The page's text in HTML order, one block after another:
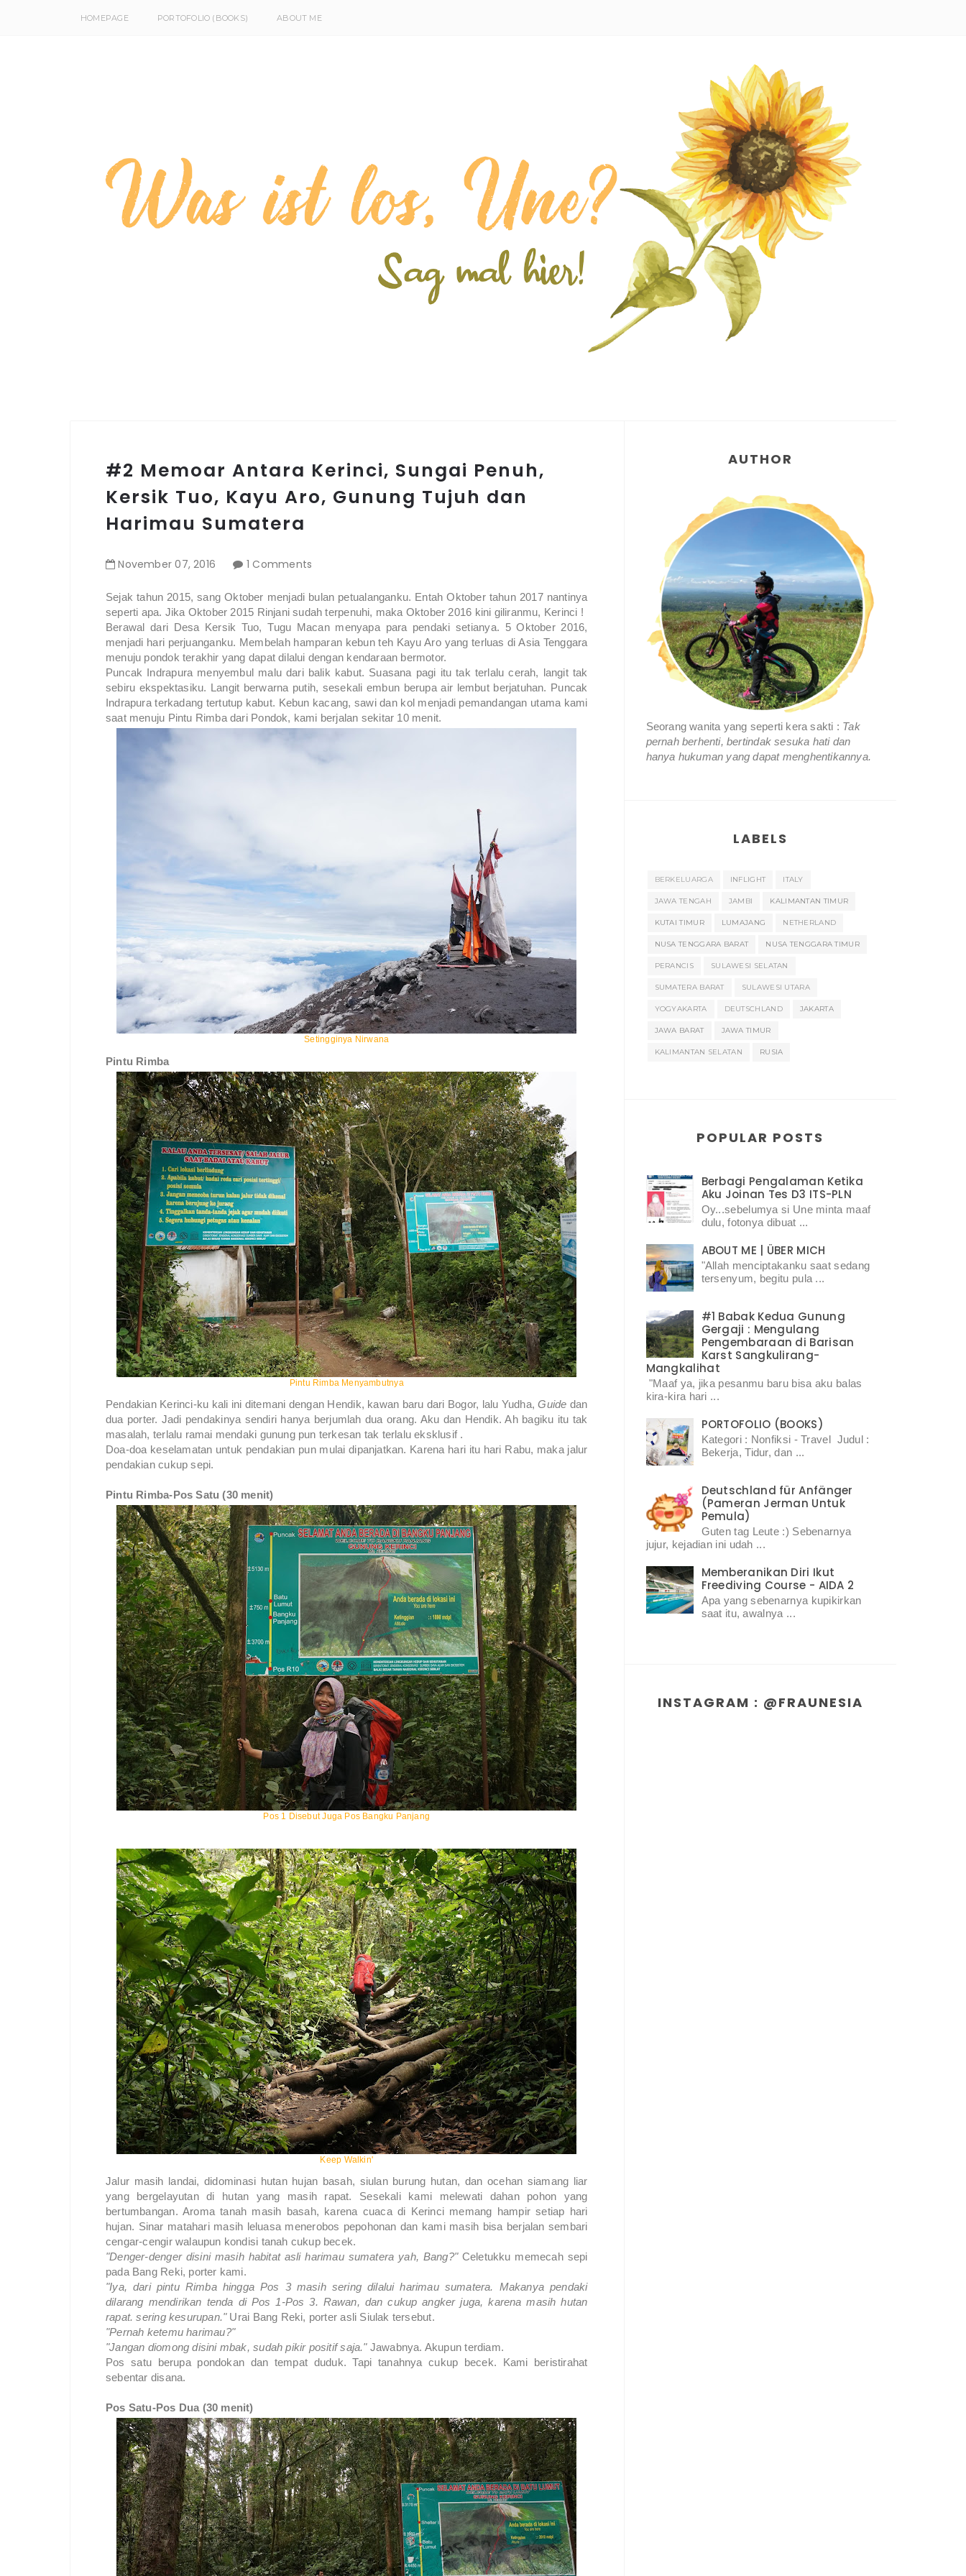
HOMEPAGE PORTOFOLIO (BOOKS) ABOUT ME
#2 Memoar Antara Kerinci, Sungai Penuh,
Kersik Tuo, Kayu Aro, Gunung Tujuh dan
Harimau Sumatera
November 07,2016 1 Comments
Sejak tahun 2015, sang Oktober menjadi bulan petualanganku. Entah Oktober tahun 2017 nantinya
seperti apa. Jika Oktober 2015 Rinjani sudah terpenuhi, maka Oktober 2016 kini giliranmu, Kerinci !
Berawal dari Desa Kersik Tuo, Tugu Macan menyapa para pendaki setianya. 5 Oktober 2016,
menjadi hari perjuanganku. Membelah hamparan kebun teh Kayu Aro yang terluas di Asia Tenggara
menuju pondok terakhir yang dapat dilalui dengan kendaraan bermotor.
Puncak Indrapura menyembul malu dari balik kabut. Suasana pagi itu tak terlalu cerah, langit tak
sebiru ekspektasiku. Langit berwarna putih, sesekali embun berupa air lembut berjatuhan. Puncak
Indrapura terkadang tertutup kabut. Kebun kacang, sawi dan kol menjadi pemandangan utama kami
saat menuju Pintu Rimba dari Pondok, kami berjalan sekitar 10 menit.
Setingginya Nirwana
Pintu Rimba
Pintu Rimba Menyambutnya
Pendakian Kerinci-ku kali ini ditemani dengan Hendik, kawan baru dari Bogor, lalu Yudha,Guide dan
dua porter. Jadi pendakinya sendiri hanya berjumlah dua orang. Aku dan Hendik. Ah bagiku itu tak
masalah, terlalu ramai mendaki gunung pun terkesan tak terlalu eksklusif .
Doa-doa keselamatan untuk pendakian pun mulai dipanjatkan. Karena hari itu hari Rabu, maka jalur
pendakian cukup sepi.
Pintu Rimba-Pos Satu (30 menit)
Pos 1 Disebut Juga Pos Bangku Panjang
Keep Walkin'
Jalur masih landai, didominasi hutan hujan basah, siulan burung hutan, dan ocehan siamang liar
yang bergelayutan di hutan yang masih rapat. Sesekali kami melewati dahan pohon yang
bertumbangan. Aroma tanah masih basah, karena cuaca di Kerinci memang hampir setiap hari
hujan. Sinar matahari masih leluasa menerobos pepohonan dan kami masih bisa berjalan sembari
cengar-cengir walaupun kondisi tanah cukup becek.
"Denger-denger disini masih habitat asli harimau sumatera yah, Bang?" Celetukku memecah sepi
pada Bang Reki, porter kami.
"Iya, dari pintu Rimba hingga Pos 3 masih sering dilalui harimau sumatera. Makanya pendaki
dilarang mendirikan tenda di Pos 1-Pos 3. Rawan, dan cukup angker juga, karena masih hutan
rapat. sering kesurupan."Urai Bang Reki, porter asli Siulak tersebut.
"Pernah ketemu harimau?"
"Jangan diomong disini mbak, sudah pikir positif saja." Jawabnya. Akupun terdiam.
Pos satu berupa pondokan dan tempat duduk. Tapi tanahnya cukup becek. Kami beristirahat
sebentar disana.
Pos Satu-Pos Dua (30 menit)
AUTHOR
Seorang wanita yang seperti kera sakti : Tak
pernah berhenti, bertindak sesuka hati dan
hanya hukuman yang dapat menghentikannya.
LABELS
BERKELUARGA INFLIGHT ITALY
JAWA TENGAH JAMBI KALIMANTAN TIMUR
KUTAI TIMUR LUMAJANG NETHERLAND
NUSA TENGGARA BARAT NUSA TENGGARA TIMUR
PERANCIS SULAWESI SELATAN
SUMATERA BARAT SULAWESI UTARA
YOGYAKARTA DEUTSCHLAND JAKARTA
JAWA BARAT JAWA TIMUR
KALIMANTAN SELATAN RUSIA
POPULAR POSTS
Berbagi Pengalaman Ketika
Aku Joinan Tes D3 ITS-PLN
Oy...sebelumya si Une minta maaf
dulu, fotonya dibuat ...
ABOUT ME | ÜBER MICH
"Allah menciptakanku saat sedang
tersenyum, begitu pula ...
#1 Babak Kedua Gunung
Gergaji : Mengulang
Pengembaraan di Barisan
Karst Sangkulirang-
Mangkalihat
"Maaf ya, jika pesanmu baru bisa aku balas
kira-kira hari ...
PORTOFOLIO (BOOKS)
Kategori : Nonfiksi - Travel Judul :
Bekerja, Tidur, dan ...
Deutschland für Anfänger
(Pameran Jerman Untuk
Pemula)
Guten tag Leute :) Sebenarnya
jujur, kejadian ini udah ...
Memberanikan Diri Ikut
Freediving Course - AIDA 2
Apa yang sebenarnya kupikirkan
saat itu, awalnya ...
INSTAGRAM : @FRAUNESIA